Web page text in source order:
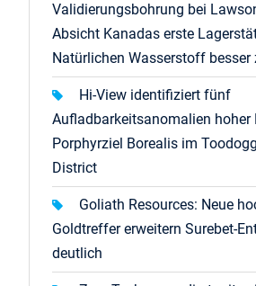
Validierungsbohrung bei
Absicht Kanadas erste
Natürlichen Wasserstoff besser
Hi-View identifiziert fünf
Aufladbarkeitsanomalien hoher
Porphyrziel Borealis im
District
Goliath Resources: Neue
Goldtreffer erweitern Surebet-
deutlich